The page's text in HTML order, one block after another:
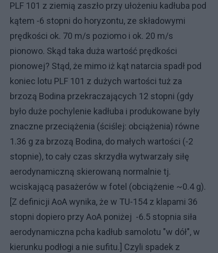
PLF 101 z ziemią zaszło przy ułożeniu kadłuba pod
kątem -6 stopni do horyzontu, ze składowymi
prędkości ok. 70 m/s poziomo i ok. 20 m/s
pionowo. Skąd taka duża wartość prędkości
pionowej? Stąd, że mimo iż kąt natarcia spadł pod
koniec lotu PLF 101 z dużych wartości tuż za
brzozą Bodina przekraczających 12 stopni (gdy
było duże pochylenie kadłuba i produkowane były
znaczne przeciążenia (ściślej: obciążenia) równe
1.36 g za brzozą Bodina, do małych wartości (-2
stopnie), to cały czas skrzydła wytwarzały siłę
aerodynamiczną skierowaną normalnie tj.
wciskającą pasażerów w fotel (obciążenie ~0.4 g).
[Z definicji AoA wynika, że w TU-154 z klapami 36
stopni dopiero przy AoA poniżej -6.5 stopnia siła
aerodynamiczna pcha kadłub samolotu "w dół", w
kierunku podłogi a nie sufitu.] Czyli spadek z